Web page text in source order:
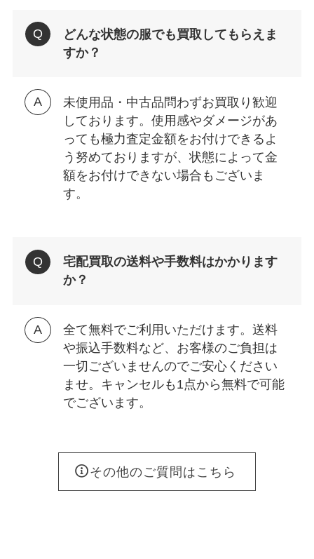
どんな状態の服でも買取してもらえま
すか？
未使用品・中古品問わずお買取り歓迎
しております。使用感やダメージがあ
っても極力査定金額をお付けできるよ
う努めておりますが、状態によって金
額をお付けできない場合もございま
す。
宅配買取の送料や手数料はかかります
か？
全て無料でご利用いただけます。送料
や振込手数料など、お客様のご負担は
一切ございませんのでご安心ください
ませ。キャンセルも1点から無料で可能
でございます。
その他のご質問はこちら